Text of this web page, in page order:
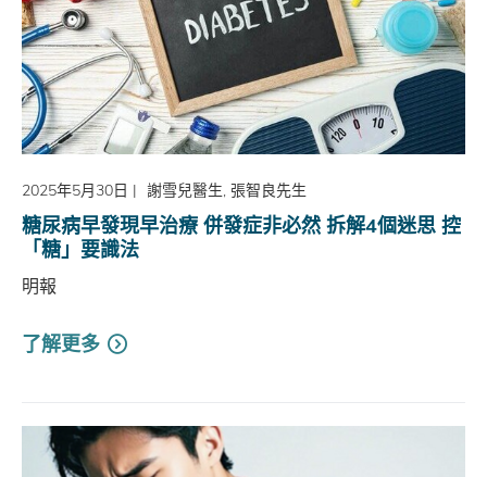
2025年5月30日 | 謝雪兒醫生, 張智良先生
糖尿病早發現早治療 併發症非必然 拆解4個迷思 控
「糖」要識法
明報
了解更多